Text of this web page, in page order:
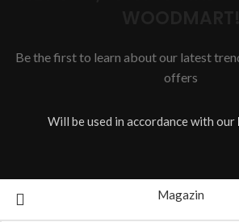
Be the first to learn about our latest
offers
Will be used in accordance with our
Magazin